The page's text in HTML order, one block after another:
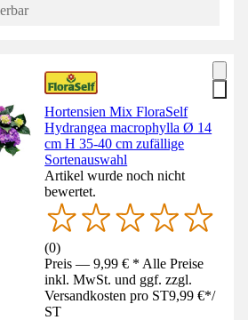
Hortensien Mix FloraSelf
Hydrangea macrophylla Ø 14
cm H 35-40 cm zufällige
Sortenauswahl
Artikel wurde noch nicht
bewertet.
(0)
Preis — 9,99 € * Alle Preise
inkl. MwSt. und ggf. zzgl.
Versandkosten pro ST9,99 €*/
ST